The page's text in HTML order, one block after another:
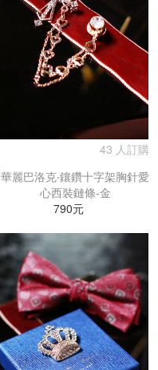
43 人訂購
華麗巴洛克‧鑲鑽十字架胸針愛
心西裝鏈條-金
790元